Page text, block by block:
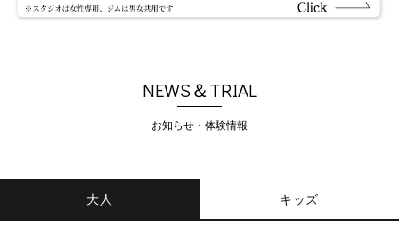
NEWS＆TRIAL
お知らせ・体験情報
大人 キッズ